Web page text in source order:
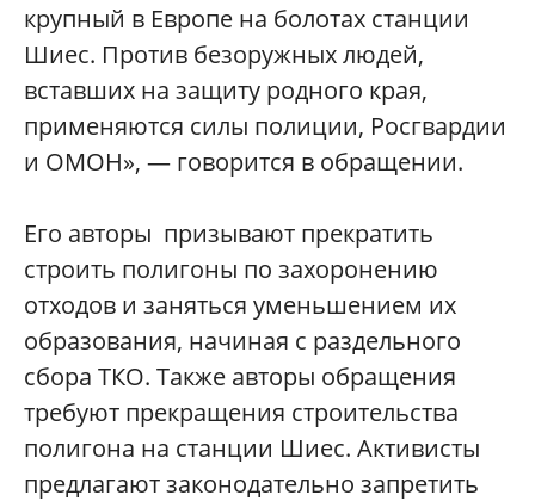
крупный в Европе на болотах станции
Шиес. Против безоружных людей,
вставших на защиту родного края,
применяются силы полиции, Росгвардии
и ОМОН», — говорится в обращении.
Его авторы призывают прекратить
строить полигоны по захоронению
отходов и заняться уменьшением их
образования, начиная с раздельного
сбора ТКО. Также авторы обращения
требуют прекращения строительства
полигона на станции Шиес. Активисты
предлагают законодательно запретить